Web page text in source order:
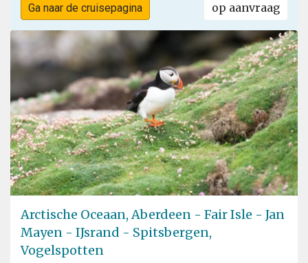
Ga naar de cruisepagina op aanvraag
Arctische Oceaan, Aberdeen - Fair Isle - Jan
Mayen - IJsrand - Spitsbergen,
Vogelspotten